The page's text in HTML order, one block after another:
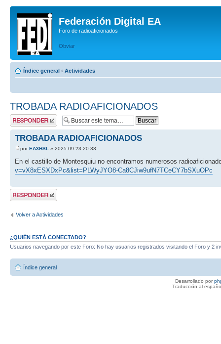
Federación Digital EA
Foro de radioaficionados
Obviar
Índice general ‹ Actividades
TROBADA RADIOAFICIONADOS
Publicar una
respuesta
TROBADA RADIOAFICIONADOS
porEA3HSL » 2025-09-23 20:33
En el castillo de Montesquiu no encontramos numerosos
v=vX8xESXDxPc&list=PLWyJYO8-Ca8CJiw9ufN7TCeCY7bSXuOPc
Publicar una
respuesta
Volver a Actividades
¿QUIÉN ESTÁ CONECTADO?
Usuarios navegando por este Foro: No hay usuarios registrados visitando el Foro y 2
Índice general
Desarrollado por
Traducción al